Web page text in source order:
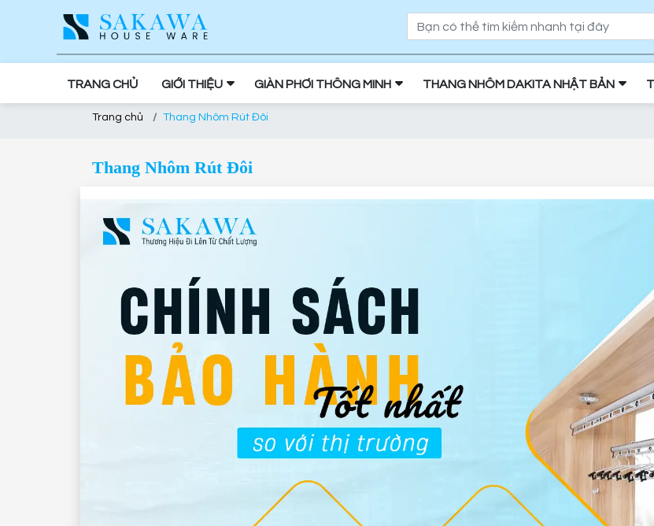
TRANG CHỦ GIỚI THIỆU GIÀN PHƠI THÔNG MINH THANG NHÔM DAKITA NHẬT BẢN
Trang chủ Thang Nhôm Rút Đôi
Thang Nhôm Rút Đôi